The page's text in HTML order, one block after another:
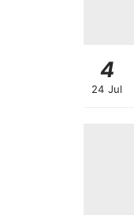
4
24 Jul